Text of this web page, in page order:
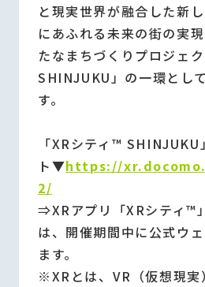
と現実世界が融合した新
にあふれる未来の街の実
たなまちづくりプロジェ
SHINJUKU」の一環とし
す。
「XRシティ™ SHINJUKU
ト▼https://
2/
⇒XRアプリ「XRシティ™
は、開催期間中に公式ウ
ます。
※XRとは、VR（仮想現実